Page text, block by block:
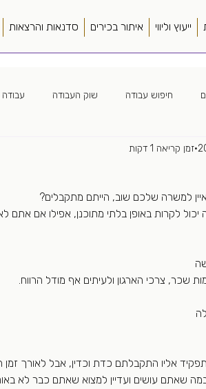
ייעוץ וליווי איתור בכירים סדנאות והרצאות
חיפוש עבודה שוק העבודה
חווית מועמד
פער תרבות
זמן קריאה 1 דקות
לקרות באופן בלתי מתוכנן, אפילו אם אתם
שכר, צרכי הארגון ולעיתים אף מודל הרווח.
בתפקיד אליו התקבלתם כדת וכדין, אבל לאורך
במה שאתם עושים ועדיין למצוא שאתם כבר לא